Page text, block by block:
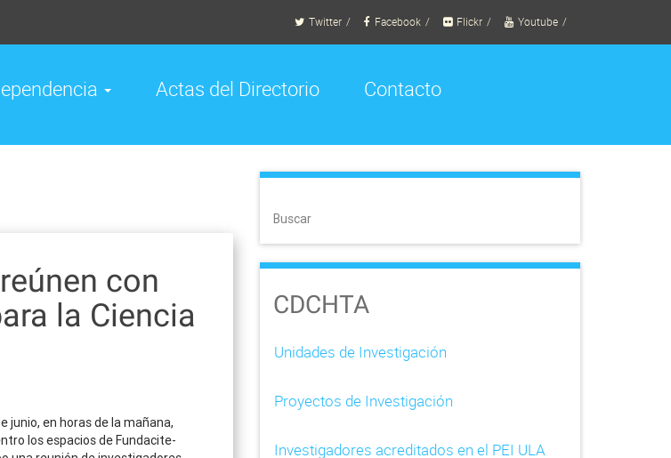
Twitter Facebook Flickr Youtube
Actas del Directorio Contacto
con
la Ciencia
junio, en horas de la mañana,
los espacios de Fundacite-
Buscar
CDCHTA
Unidades de Investigación
Proyectos de Investigación
Investigadores acreditados en el PEI ULA